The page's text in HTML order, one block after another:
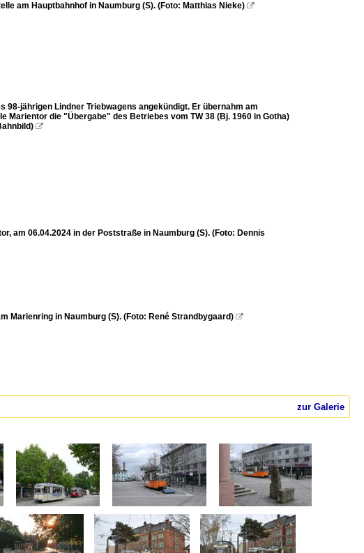
am Hauptbahnhof in Naumburg (S). (Foto: Matthias Nieke) 
jährigen Lindner Triebwagens angekündigt. Er übernahm am
Marientor die "Übergabe" des Betriebes vom TW 38 (Bj. 1960 in Gotha)

am 06.04.2024 in der Poststraße in Naumburg (S). (Foto: Dennis
Marienring in Naumburg (S). (Foto: René Strandbygaard) 
zur Galerie